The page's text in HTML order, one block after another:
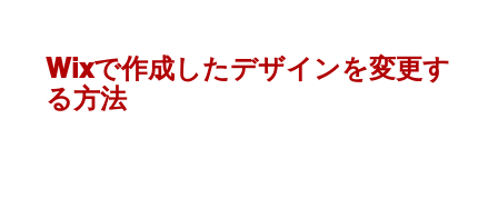
Wixで作成したデザインを変更す
る方法